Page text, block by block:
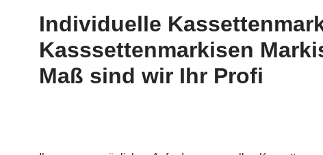
Individuelle
Kasssettenmarkisen
Maß sind wir Ihr Profi